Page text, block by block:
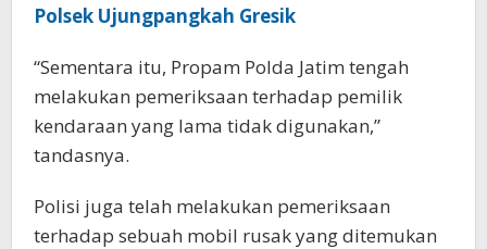
Polsek Ujungpangkah Gresik
“Sementara itu, Propam Polda Jatim tengah
melakukan pemeriksaan terhadap pemilik
kendaraan yang lama tidak digunakan,”
tandasnya.
Polisi juga telah melakukan pemeriksaan
terhadap sebuah mobil rusak yang ditemukan